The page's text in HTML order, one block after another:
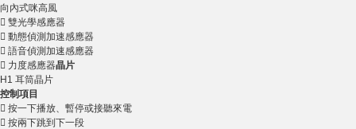
向內式咪高風
 雙光學感應器
 動態偵測加速感應器
 語音偵測加速感應器
 力度感應器晶片
H1 耳筒晶片
控制項目
 按一下播放、暫停或接聽來電
 按兩下跳到下一段